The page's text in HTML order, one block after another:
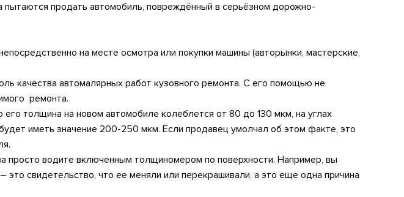
продать автомобиль, повреждённый в серьёзном дорожно-
на месте осмотра или покупки машины (авторынки, мастерские,
качества автомалярных работ кузовного ремонта. С его помощью не
ремонта.
толщина на новом автомобиле колеблется от 80 до 130 мкм, на углах
иметь значение 200-250 мкм. Если продавец умолчал об этом факте, это
просто водите включенным толщиномером по поверхности. Например, вы
свидетельство, что ее меняли или перекрашивали, а это еще одна причина